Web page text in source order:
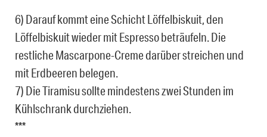
6) Darauf kommt eine Schicht Löffelbiskuit, den
Löffelbiskuit wieder mit Espresso beträufeln. Die
restliche Mascarpone-Creme darüber streichen und
mit Erdbeeren belegen.
7) Die Tiramisu sollte mindestens zwei Stunden im
Kühlschrank durchziehen.
***